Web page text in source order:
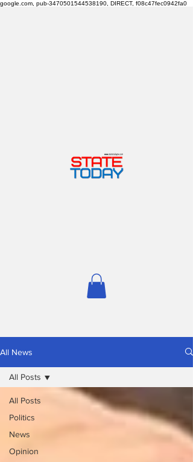
google.com, pub-3470501544538190, DIRECT, f08c47fec0942fa0
All News
All Posts
Politics
News
Opinion
All Posts